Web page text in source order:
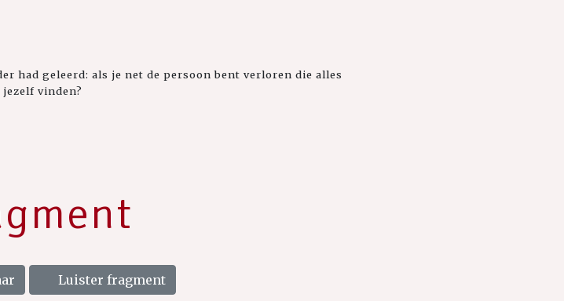
had geleerd: als je net de persoon bent verloren die alles
vinden?
Luister fragment